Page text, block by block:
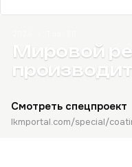
Мировой
Смотреть спецпроект
lkmportal.com/special/